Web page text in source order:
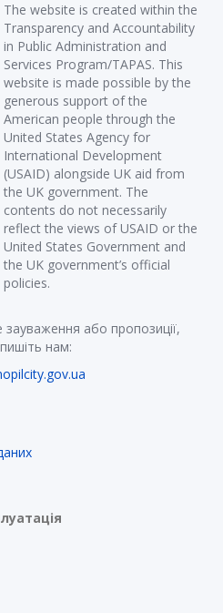
The website is created within the
Transparency and Accountability
in Public Administration and
Services Program/TAPAS. This
website is made possible by the
generous support of the
American people through the
United States Agency for
International Development
(USAID) alongside UK aid from
the UK government. The
contents do not necessarily
reflect the views of USAID or the
United States Government and
the UK government’s official
policies.
або пропозиції,
нам: